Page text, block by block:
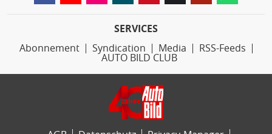
SERVICES
Abonnement
Syndication Media
RSS-Feeds
AUTO BILD CLUB